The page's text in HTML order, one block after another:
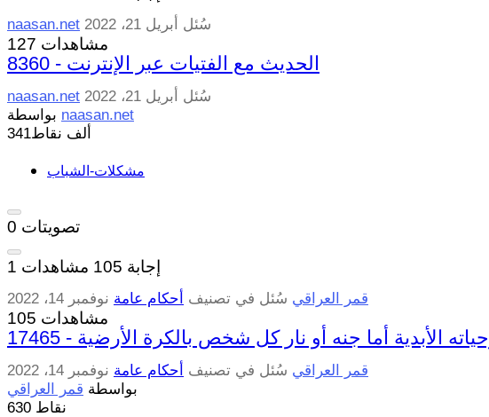
naasan.net سُئل أبريل 21، 2022
127 مشاهدات
8360 - الحديث مع الفتيات عبر الإنترنت
naasan.net سُئل
أبريل 21، 2022
naasan.net
341ألف نقاط
مشكلات-الشباب
0 تصويتات
1 إجابة 105 مشاهدات
قمر العراقي سُئل في تصنيف أحكام عامة نوفمبر 14، 2022
105 مشاهدات
الأبدية أما جنه أو نار كل شخص بالكرة الأرضية
قمر العراقي سُئل في تصنيف أحكام عامة نوفمبر 14، 2022
بواسطة قمر العراقي
630 نقاط